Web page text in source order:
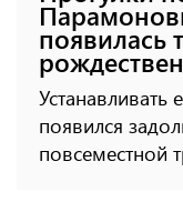
появилась
Устанавливать
появился
повсеместной